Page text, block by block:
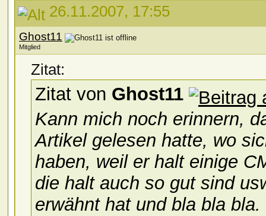
26.11.2007, 17:55
Ghost11
Mitglied
Zitat:
Zitat von Ghost11
Kann mich noch erinnern,
Artikel gelesen hatte, wo
haben, weil er halt einige
die halt auch so gut sind
erwähnt hat und bla bla bla.